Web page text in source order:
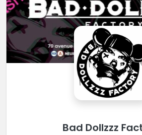
Bad Dollzzz